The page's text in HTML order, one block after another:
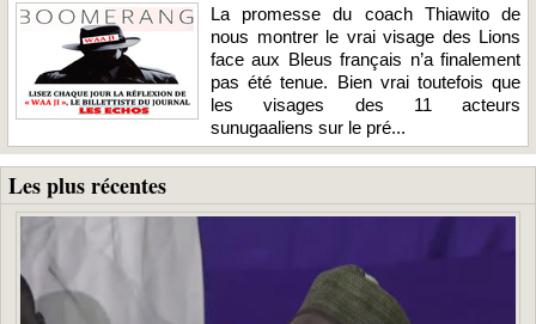
La promesse du coach Thiawito de
nous montrer le vrai visage des Lions
face aux Bleus français n’a finalement
pas été tenue. Bien vrai toutefois que
les visages des 11 acteurs
sunugaaliens sur le pré...
Les plus récentes